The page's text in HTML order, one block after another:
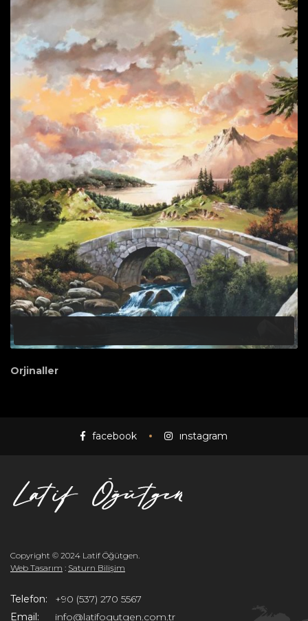
Orjinaller
facebook instagram
Copyright © 2024 Latif Öğütgen.
Web Tasarım : Saturn Bilişim
Telefon:
+90 (537) 270 5567
Email:
info@latifogutgen.com.tr